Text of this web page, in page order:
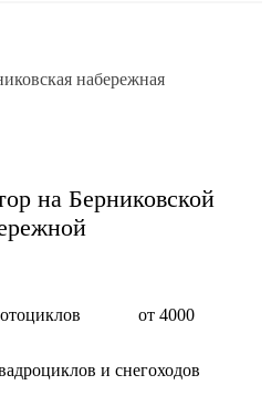
набережная
на Берниковской
от 4000
и снегоходов